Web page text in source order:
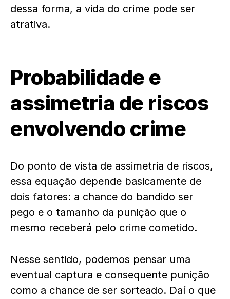
dessa forma, a vida do crime pode ser
atrativa.
Probabilidade e
assimetria de riscos
envolvendo crime
Do ponto de vista de assimetria de riscos,
essa equação depende basicamente de
dois fatores: a chance do bandido ser
pego e o tamanho da punição que o
mesmo receberá pelo crime cometido.
Nesse sentido, podemos pensar uma
eventual captura e consequente punição
como a chance de ser sorteado. Daí o que